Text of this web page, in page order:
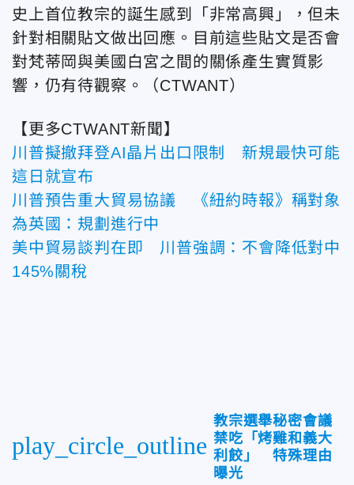
史上首位教宗的誕生感到「非常高興」，但未
針對相關貼文做出回應。目前這些貼文是否會
對梵蒂岡與美國白宮之間的關係產生實質影
響，仍有待觀察。
（CTWANT）
【更多CTWANT新聞】
川普擬撤拜登AI晶片出口限制 新規最快可能
這日就宣布
川普預告重大貿易協議 《紐約時報》稱對象
為英國：規劃進行中
美中貿易談判在即 川普強調：不會降低對中
145%關稅
play_circle_outline
教宗選舉秘密會議
禁吃「烤雞和義大
利餃」 特殊理由
曝光